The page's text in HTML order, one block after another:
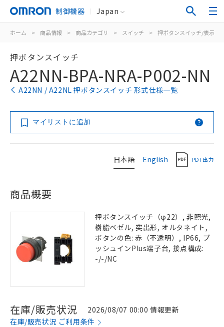
制御機器 Japan
ホーム > 商品情報 > 商品カテゴリ > スイッチ > 押ボタンスイッチ/表示灯
押ボタンスイッチ
A22NN-BPA-NRA-P002-NN
A22NN / A22NL 押ボタンスイッチ 形式仕様一覧
マイリストに追加
日本語 English PDF出力
商品概要
押ボタンスイッチ（φ22）, 非照光,
樹脂ベゼル, 突出形, オルタネイト,
ボタンの色: 赤（不透明）, IP66, プ
ッシュインPlus端子台, 接点構成:
-/-/NC
在庫/販売状況
2026/08/07 00:00 情報更新
在庫/販売状況 ご利用条件